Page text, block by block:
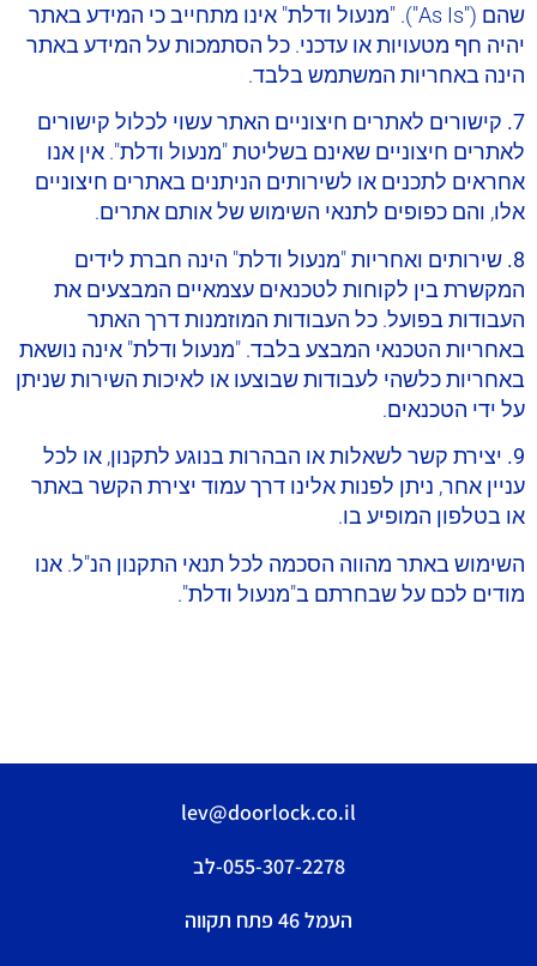
שהם ("As Is"). "מנעול ודלת" אינו מתחייב כי המידע באתר
יהיה חף מטעויות או עדכני. כל הסתמכות על המידע באתר
הינה באחריות המשתמש בלבד.
7. קישורים לאתרים חיצוניים
האתר עשוי לכלול קישורים
לאתרים חיצוניים שאינם בשליטת "מנעול ודלת". אין אנו
אחראים לתכנים או לשירותים הניתנים באתרים חיצוניים
אלו, והם כפופים לתנאי השימוש של אותם אתרים.
8. שירותים ואחריות
"מנעול ודלת" הינה חברת לידים
המקשרת בין לקוחות לטכנאים עצמאיים המבצעים את
העבודות בפועל. כל העבודות המוזמנות דרך האתר
באחריות הטכנאי המבצע בלבד. "מנעול ודלת" אינה נושאת
באחריות כלשהי לעבודות שבוצעו או לאיכות השירות שניתן
על ידי הטכנאים.
9. יצירת קשר
לשאלות או הבהרות בנוגע לתקנון, או לכל
עניין אחר, ניתן לפנות אלינו דרך עמוד יצירת הקשר באתר
או בטלפון המופיע בו.
השימוש באתר מהווה הסכמה לכל תנאי התקנון הנ"ל. אנו
מודים לכם על שבחרתם ב"מנעול ודלת".
lev@doorlock.co.il
055-307-2278-לב
העמל 46 פתח תקווה